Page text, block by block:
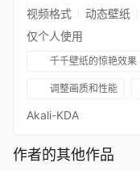
视频格式 动态壁纸
仅个人使用
千千壁纸的惊艳效果
调整画质和性能
Akali-KDA
作者的其他作品